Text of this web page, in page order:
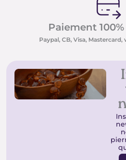
Paiement
Paypal, CB, Visa,